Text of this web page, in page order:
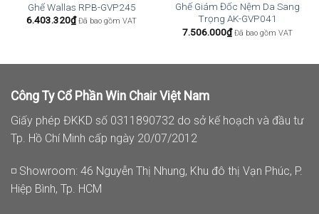
Ghế Wallas RPB-GVP245
6.403.320₫ Đã bao gồm VAT
Ghế Giám Đốc Nệm Da Sang
Trọng AK-GVP041
7.506.000₫ Đã bao gồm VAT
Công Ty Cổ Phần Win Chair Việt Nam
Giấy phép ĐKKD số 0311890732 do sở kế hoạch và đầu tư
Tp. Hồ Chí Minh cấp ngày 20/07/2012
◽ Showroom: 46 Nguyễn Thị Nhung, Khu đô thị Vạn Phúc, P.
Hiệp Bình, Tp. HCM